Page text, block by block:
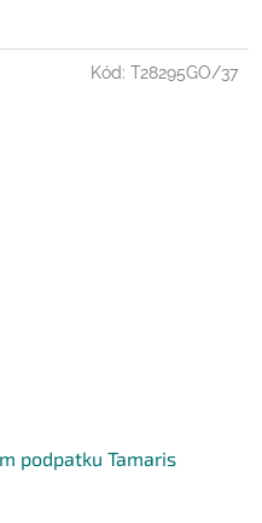
podpatku Tamaris
Kód: T28295GO/37